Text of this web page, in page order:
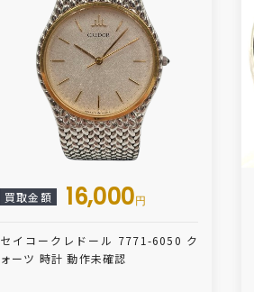
買取金額 16,000円
セイコークレドール 7771-6050 ク
ォーツ 時計 動作未確認